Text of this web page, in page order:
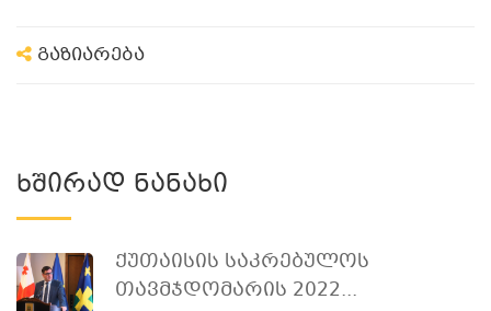
გაზიარება
Ხშირად Ნანახი
Ქუთაისის Საკრებულოს
Თავმჯდომარის 2022...